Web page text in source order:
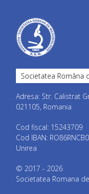
Societatea Româna
Adresa: Str. Calistrat
021105, Romania
Cod fiscal: 15243709
Cod IBAN:
Unirea
© 2017 - 2026
Societatea Romana